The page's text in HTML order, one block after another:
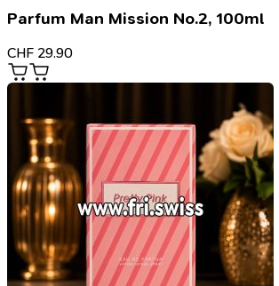
Parfum Man Mission No.2, 100ml
CHF 29.90